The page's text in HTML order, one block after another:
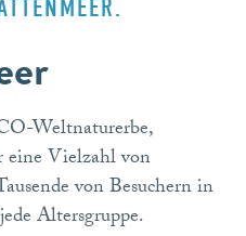
Weltnaturerbe,
eine Vielzahl von
von Besuchern in
Altersgruppe.